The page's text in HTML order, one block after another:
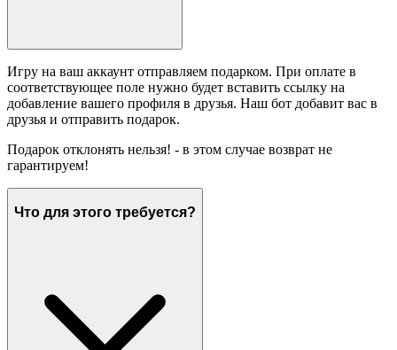
Игру на ваш аккаунт отправляем подарком. При оплате в
соответствующее поле нужно будет вставить ссылку на
добавление вашего профиля в друзья. Наш бот добавит вас в
друзья и отправить подарок.
Подарок отклонять нельзя! - в этом случае возврат не
гарантируем!
Что для этого требуется?